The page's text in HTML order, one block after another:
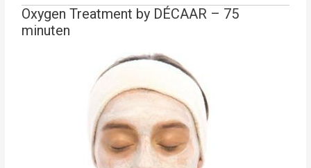
Oxygen Treatment by DÉCAAR – 75
minuten